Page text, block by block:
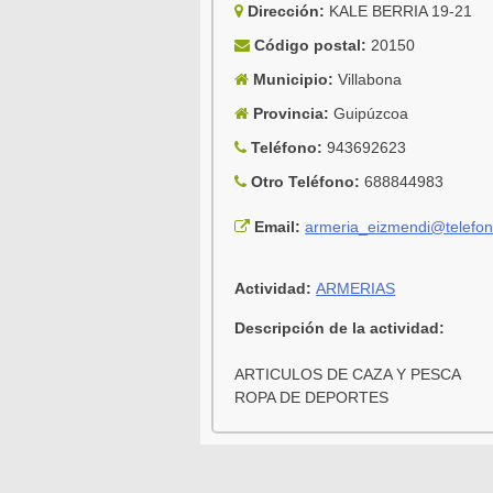
Dirección: KALE BERRIA 19-21
Código postal: 20150
Municipio: Villabona
Provincia: Guipúzcoa
Teléfono: 943692623
Otro Teléfono: 688844983
Email:
Actividad:ARMERIAS
Descripción de la actividad:
ARTICULOS DE CAZA Y PESCA
ROPA DE DEPORTES